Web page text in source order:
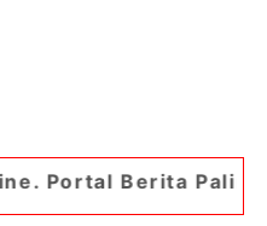
Paling Jambi